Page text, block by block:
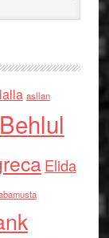
asllan
Behlul
Elida